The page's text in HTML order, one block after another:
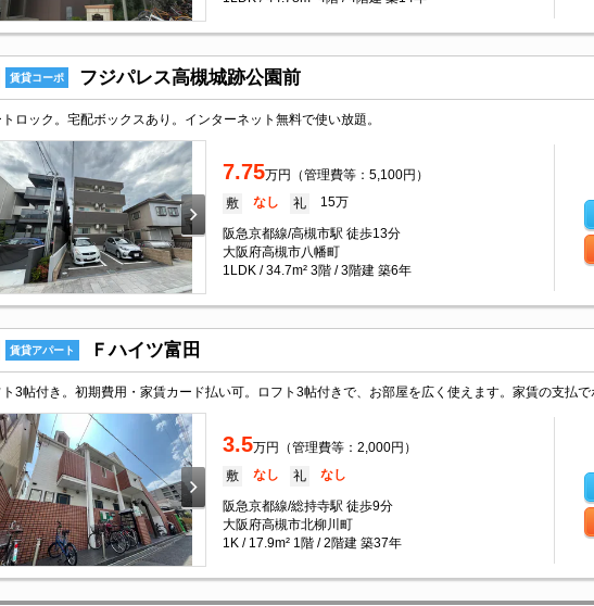
賃貸コーポ フジパレス高槻城跡公園前
トロック。宅配ボックスあり。インターネット無料で使い放題。
7.75万円（管理費等：5,100円）
敷 なし 礼 15万
阪急京都線/高槻市駅 徒歩13分
大阪府高槻市八幡町
1LDK / 34.7m² 3階 / 3階建 築6年
賃貸アパート Ｆハイツ富田
3.5万円（管理費等：2,000円）
敷 なし 礼 なし
阪急京都線/総持寺駅 徒歩9分
大阪府高槻市北柳川町
1K / 17.9m² 1階 / 2階建 築37年